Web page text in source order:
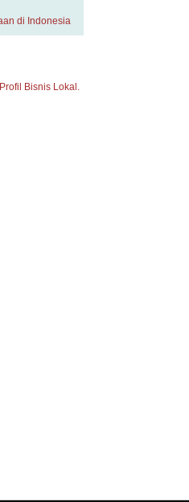
di Indonesia
Bisnis Lokal.